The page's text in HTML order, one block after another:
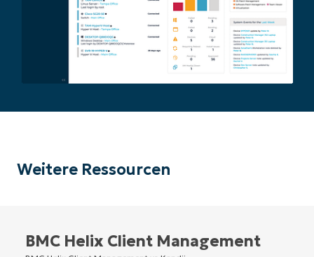
Weitere Ressourcen
BMC Helix Client Management